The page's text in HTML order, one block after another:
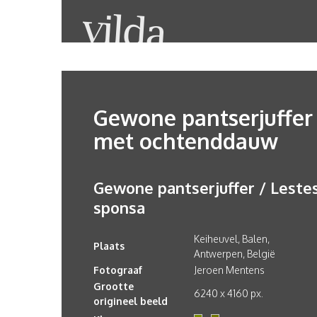
Gewone pantserjuffer
met ochtenddauw
Gewone pantserjuffer /
sponsa
Plaats
Keiheuvel, Balen,
Antwerpen, België
Fotograaf
Jeroen Mentens
Grootte
origineel beeld
6240 x 4160 px.